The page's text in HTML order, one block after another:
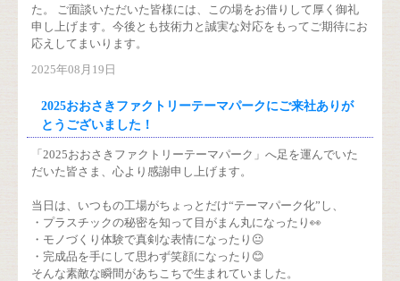
た。 ご面談いただいた皆様には、この場をお借りして厚く御礼
申し上げます。今後とも技術力と誠実な対応をもってご期待にお
応えしてまいります。
2025年08月19日
2025おおさきファクトリーテーマパークにご来社ありが
とうございました！
「2025おおさきファクトリーテーマパーク」へ足を運んでいた
だいた皆さま、心より感謝申し上げます。
当日は、いつもの工場がちょっとだけ“テーマパーク化”し、
・プラスチックの秘密を知って目がまん丸になったり👀
・モノづくり体験で真剣な表情になったり😐
・完成品を手にして思わず笑顔になったり😊
そんな素敵な瞬間があちこちで生まれていました。